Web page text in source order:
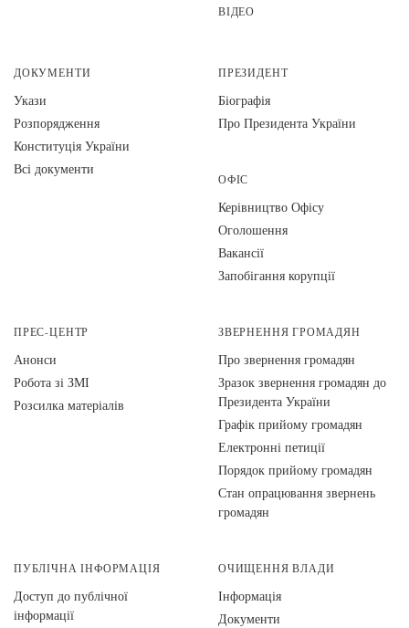
ВІДЕО
ДОКУМЕНТИ
Укази
Розпорядження
Конституція України
Всі документи
ПРЕЗИДЕНТ
Біографія
Про Президента України
ОФІС
Керівництво Офісу
Оголошення
Вакансії
Запобігання корупції
ПРЕС-ЦЕНТР
Анонси
Робота зі ЗМІ
Розсилка матеріалів
ЗВЕРНЕННЯ ГРОМАДЯН
Про звернення громадян
Зразок звернення громадян до
Президента України
Графік прийому громадян
Електронні петиції
Порядок прийому громадян
Стан опрацювання звернень
громадян
ПУБЛІЧНА ІНФОРМАЦІЯ
Доступ до публічної
інформації
ОЧИЩЕННЯ ВЛАДИ
Інформація
Документи